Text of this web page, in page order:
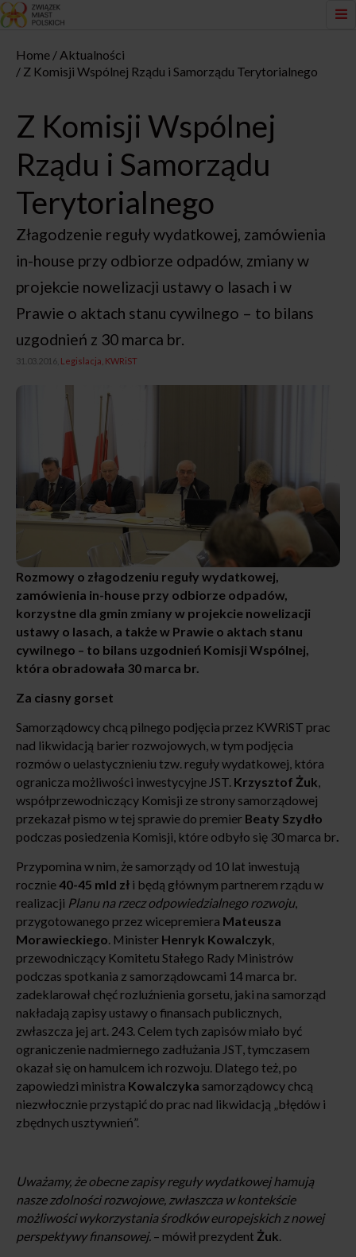
Home
Aktualności
Z Komisji Wspólnej Rządu i Samorządu Terytorialnego
Z Komisji Wspólnej
Rządu i Samorządu
Terytorialnego
Złagodzenie reguły wydatkowej, zamówienia
in-house przy odbiorze odpadów, zmiany w
projekcie nowelizacji ustawy o lasach i w
Prawie o aktach stanu cywilnego – to bilans
uzgodnień z 30 marca br.
31.03.2016, Legislacja KWRiST
Rozmowy o złagodzeniu reguły wydatkowej,
zamówienia in-house przy odbiorze odpadów,
korzystne dla gmin zmiany w projekcie nowelizacji
ustawy o lasach, a także w Prawie o aktach stanu
cywilnego – to bilans uzgodnień Komisji Wspólnej,
która obradowała 30 marca br.
Za ciasny gorset
Samorządowcy chcą pilnego podjęcia przez KWRiST prac
nad likwidacją barier rozwojowych, w tym podjęcia
rozmów o uelastycznieniu tzw. reguły wydatkowej, która
ogranicza możliwości inwestycyjne JST. Krzysztof Żuk,
współprzewodniczący Komisji ze strony samorządowej
przekazał pismo w tej sprawie do premier Beaty Szydło
podczas posiedzenia Komisji, które odbyło się 30 marca br.
Przypomina w nim, że samorządy od 10 lat inwestują
rocznie40-45 mld zł i będą głównym partnerem rządu w
realizacji Planu na rzecz odpowiedzialnego rozwoju,
przygotowanego przez wicepremiera Mateusza
Morawieckiego. Minister Henryk Kowalczyk,
przewodniczący Komitetu Stałego Rady Ministrów
podczas spotkania z samorządowcami 14 marca br.
zadeklarował chęć rozluźnienia gorsetu, jaki na samorząd
nakładają zapisy ustawy o finansach publicznych,
zwłaszcza jej art. 243. Celem tych zapisów miało być
ograniczenie nadmiernego zadłużania JST, tymczasem
okazał się on hamulcem ich rozwoju. Dlatego też, po
zapowiedzi ministra Kowalczyka samorządowcy chcą
niezwłocznie przystąpić do prac nad likwidacją „błędów i
zbędnych usztywnień”.
Uważamy, że obecne zapisy reguły wydatkowej hamują
nasze zdolności rozwojowe, zwłaszcza w kontekście
możliwości wykorzystania środków europejskich z nowej
perspektywy finansowej. – mówił prezydent Żuk.